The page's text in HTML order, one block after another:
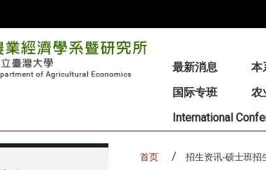
最新消息 本
国际专班
农
International
首页 招生资讯-硕士班招